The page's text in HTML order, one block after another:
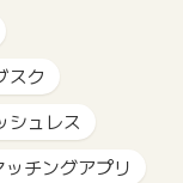
スク
シュレス
ッチングアプリ